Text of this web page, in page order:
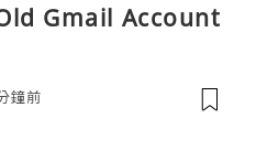
Gmail Account
鐘前